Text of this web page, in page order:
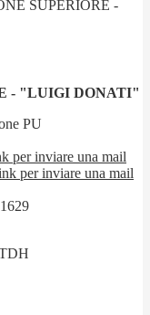
SUPERIORE -
- "LUIGI DONATI"
PU
per inviare una mail
per inviare una mail